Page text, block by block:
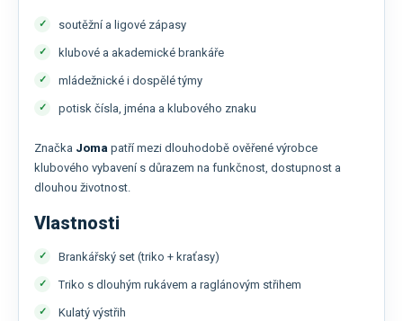
soutěžní a ligové zápasy
klubové a akademické brankáře
mládežnické i dospělé týmy
potisk čísla, jména a klubového znaku
Značka Joma patří mezi dlouhodobě ověřené výrobce
klubového vybavení s důrazem na funkčnost, dostupnost a
dlouhou životnost.
Vlastnosti
Brankářský set (triko + kraťasy)
Triko s dlouhým rukávem a raglánovým střihem
Kulatý výstřih